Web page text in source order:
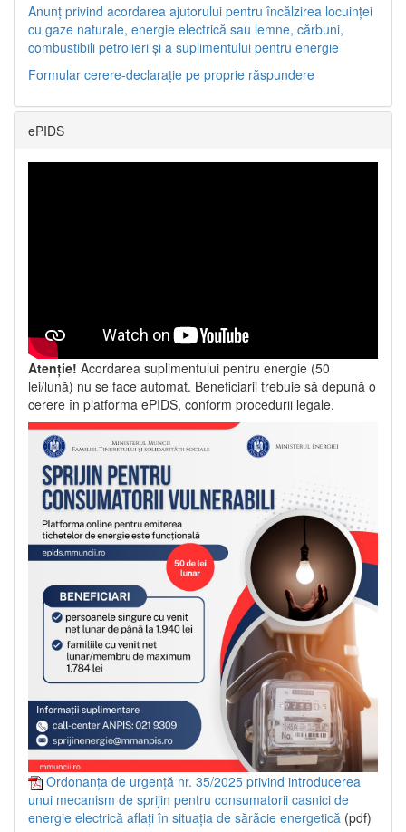
Anunț privind acordarea ajutorului pentru încălzirea locuinței
cu gaze naturale, energie electrică sau lemne, cărbuni,
combustibili petrolieri și a suplimentului pentru energie
Formular cerere-declarație pe proprie răspundere
ePIDS
Atenție! Acordarea suplimentului pentru energie (50
lei/lună) nu se face automat. Beneficiarii trebuie să depună o
cerere în platforma ePIDS, conform procedurii legale.
Ordonanța de urgență nr. 35/2025 privind introducerea
unui mecanism de sprijin pentru consumatorii casnici de
energie electrică aflați în situația de sărăcie energetică (pdf)